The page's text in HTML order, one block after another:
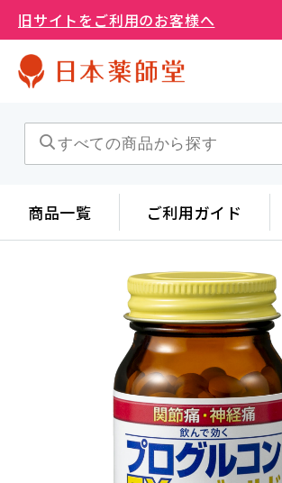
旧サイトをご利用のお客様へ
商品一覧 ご利用ガイド